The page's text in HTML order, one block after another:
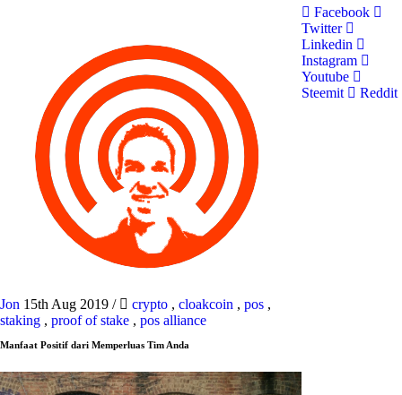
Jon 15th Aug 2019 / crypto , cloakcoin , pos ,
staking , proof of stake , pos alliance
Manfaat Positif dari Memperluas Tim Anda
Facebook
Twitter
Linkedin
Instagram
Youtube
Steemit
Reddit